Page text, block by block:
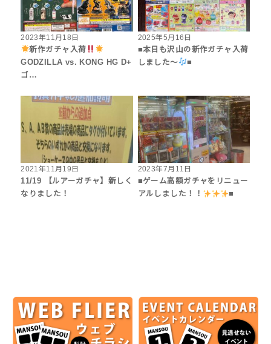
2023年11月18日
新作ガチャ入荷
GODZILLA vs. KONG HG D+
ゴ…
2025年5月16日
■本日も沢山の新作ガチャ入荷
しました〜
■
2021年11月19日
11/19 【ルアーガチャ】新しく
なりました！
2023年7月11日
■ゲーム高額ガチャをリニュー
アルしました！！
■